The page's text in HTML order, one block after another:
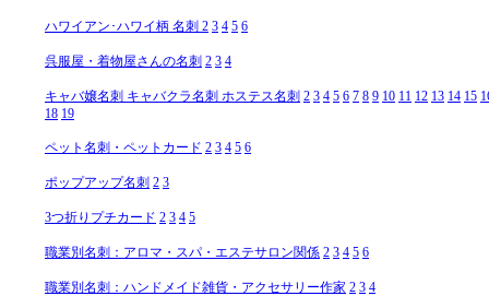
ハワイアン･ハワイ柄 名刺 2 3 4 5 6
呉服屋・着物屋さんの名刺 2 3 4
キャバ嬢名刺 キャバクラ名刺 ホステス名刺 2 3 4 5 6 7 8 9 10 11 12 13 14 15
18 19
ペット名刺・ペットカード 2 3 4 5 6
ポップアップ名刺 2 3
3つ折りプチカード 2 3 4 5
職業別名刺：アロマ・スパ・エステサロン関係 2 3 4 5 6
職業別名刺：ハンドメイド雑貨・アクセサリー作家 2 3 4